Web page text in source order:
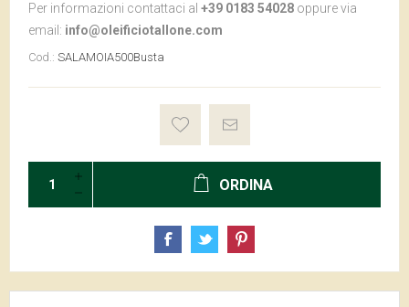
Per informazioni contattaci al +39 0183 54028 oppure via
email: info@oleificiotallone.com
Cod.: SALAMOIA500Busta
ORDINA